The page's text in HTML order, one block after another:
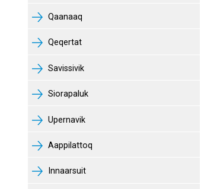
Qaanaaq
Qeqertat
Savissivik
Siorapaluk
Upernavik
Aappilattoq
Innaarsuit